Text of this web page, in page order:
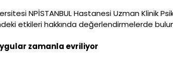
NPİSTANBUL Hastanesi Uzman Klinik
etkileri hakkında değerlendirmelerde
zamanla evriliyor